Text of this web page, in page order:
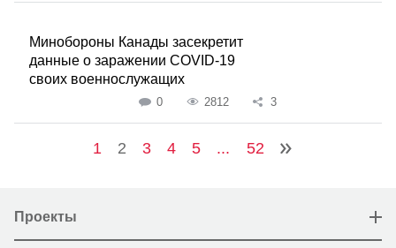
Минобороны Канады засекретит
данные о заражении COVID-19
своих военнослужащих
0 2812 3
1 2 3 4 5 ... 52
Проекты